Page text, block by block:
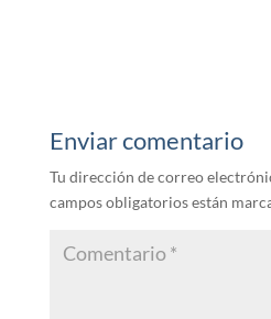
Enviar comentario
Tu dirección de correo
campos obligatorios están